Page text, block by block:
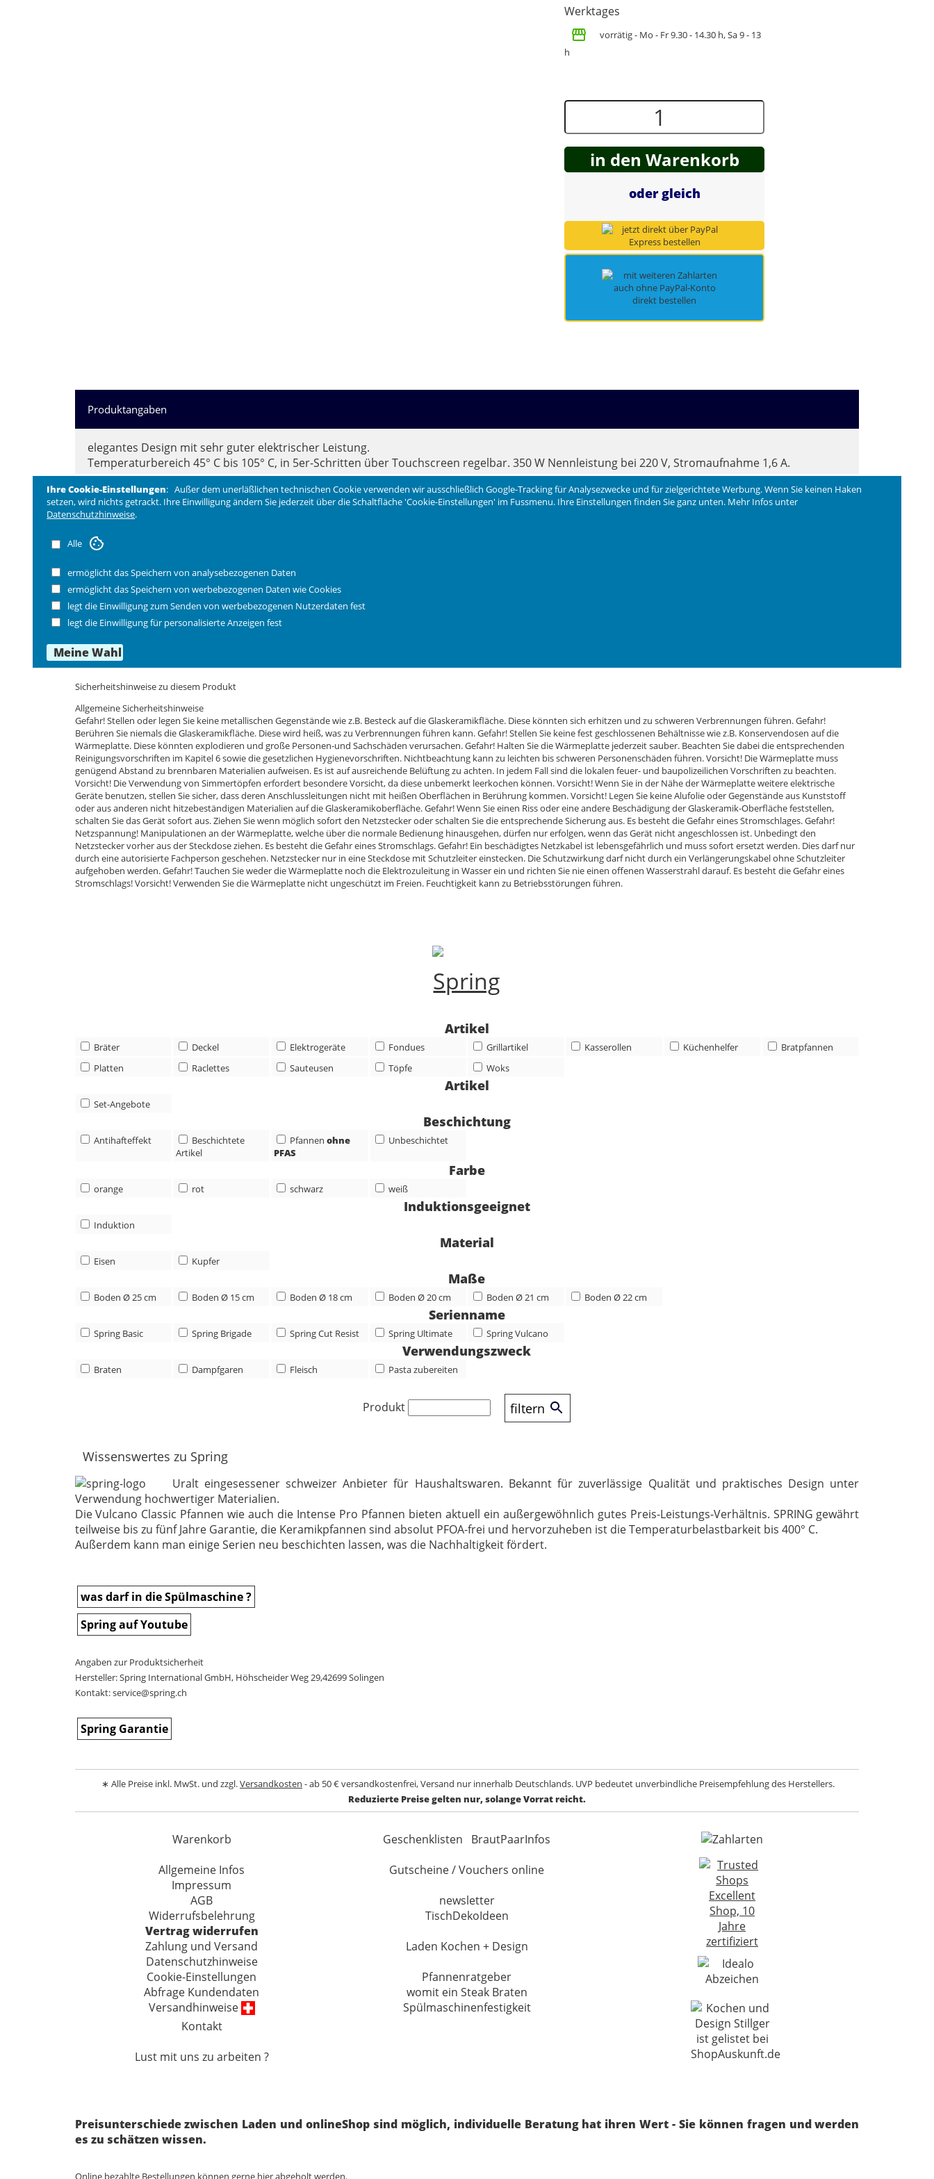
Ihre Cookie-Einstellungen: Außer dem unerläßlichen technischen Cookie verwenden wir ausschließlich Google-Tracking für Analysezwecke und für zielgerichtete Werbung. Wenn Sie keinen Haken
setzen, wird nichts getrackt. Ihre Einwilligung ändern Sie jederzeit über die Schaltfläche 'Cookie-Einstellungen' im Fussmenu. Ihre Einstellungen finden Sie ganz unten. Mehr Infos unter
Datenschutzhinweise.
Alle
ermöglicht das Speichern von analysebezogenen Daten
ermöglicht das Speichern von werbebezogenen Daten wie Cookies
legt die Einwilligung zum Senden von werbebezogenen Nutzerdaten fest
legt die Einwilligung für personalisierte Anzeigen fest
Werktages
vorrätig - Mo - Fr 9.30 - 14.30 h, Sa 9 - 13
h
in den Warenkorb
oder gleich
Produktangaben
elegantes Design mit sehr guter elektrischer Leistung.
Temperaturbereich 45° C bis 105° C, in 5er-Schritten über Touchscreen regelbar. 350 W Nennleistung bei 220 V, Stromaufnahme 1,6 A.
Maße:
53,5 cm lang, 33,5 cm breit, 3,5 cm hoch, Gewicht 4,8 kg.
Pflegehinweis: einfach feucht abwischen.
WEEE-Nr 52524803
FAQ Antworten auf häufige Fragen
Bestellnummer 3814000010
Sicherheitshinweise zu diesem Produkt
Allgemeine Sicherheitshinweise
Gefahr! Stellen oder legen Sie keine metallischen Gegenstände wie z.B. Besteck auf die Glaskeramikfläche. Diese könnten sich erhitzen und zu schweren Verbrennungen führen. Gefahr!
Berühren Sie niemals die Glaskeramikfläche. Diese wird heiß, was zu Verbrennungen führen kann. Gefahr! Stellen Sie keine fest geschlossenen Behältnisse wie z.B. Konservendosen auf die
Wärmeplatte. Diese könnten explodieren und große Personen-und Sachschäden verursachen. Gefahr! Halten Sie die Wärmeplatte jederzeit sauber. Beachten Sie dabei die entsprechenden
Reinigungsvorschriften im Kapitel 6 sowie die gesetzlichen Hygienevorschriften. Nichtbeachtung kann zu leichten bis schweren Personenschäden führen. Vorsicht! Die Wärmeplatte muss
genügend Abstand zu brennbaren Materialien aufweisen. Es ist auf ausreichende Belüftung zu achten. In jedem Fall sind die lokalen feuer- und baupolizeilichen Vorschriften zu beachten.
Vorsicht! Die Verwendung von Simmertöpfen erfordert besondere Vorsicht, da diese unbemerkt leerkochen können. Vorsicht! Wenn Sie in der Nähe der Wärmeplatte weitere elektrische
Geräte benutzen, stellen Sie sicher, dass deren Anschlussleitungen nicht mit heißen Oberflächen in Berührung kommen. Vorsicht! Legen Sie keine Alufolie oder Gegenstände aus Kunststoff
oder aus anderen nicht hitzebeständigen Materialien auf die Glaskeramikoberfläche. Gefahr! Wenn Sie einen Riss oder eine andere Beschädigung der Glaskeramik-Oberfläche feststellen,
schalten Sie das Gerät sofort aus. Ziehen Sie wenn möglich sofort den Netzstecker oder schalten Sie die entsprechende Sicherung aus. Es besteht die Gefahr eines Stromschlages. Gefahr!
Netzspannung! Manipulationen an der Wärmeplatte, welche über die normale Bedienung hinausgehen, dürfen nur erfolgen, wenn das Gerät nicht angeschlossen ist. Unbedingt den
Netzstecker vorher aus der Steckdose ziehen. Es besteht die Gefahr eines Stromschlags. Gefahr! Ein beschädigtes Netzkabel ist lebensgefährlich und muss sofort ersetzt werden. Dies darf nur
durch eine autorisierte Fachperson geschehen. Netzstecker nur in eine Steckdose mit Schutzleiter einstecken. Die Schutzwirkung darf nicht durch ein Verlängerungskabel ohne Schutzleiter
aufgehoben werden. Gefahr! Tauchen Sie weder die Wärmeplatte noch die Elektrozuleitung in Wasser ein und richten Sie nie einen offenen Wasserstrahl darauf. Es besteht die Gefahr eines
Stromschlags! Vorsicht! Verwenden Sie die Wärmeplatte nicht ungeschützt im Freien. Feuchtigkeit kann zu Betriebsstörungen führen.
Artikel
Bräter Deckel Elektrogeräte Fondues Grillartikel Kasserollen Küchenhelfer
Bratpfannen
Platten
Raclettes Sauteusen Töpfe Woks
Artikel
Set-Angebote
Beschichtung
Antihafteffekt
Beschichtete
Artikel
Pfannenohne
PFAS
Unbeschichtet
Farbe
orange rot schwarz weiß
Induktionsgeeignet
Induktion
Material
Eisen Kupfer
Maße
Boden Ø 25 cm Boden Ø 15 cm Boden Ø 18 cm Boden Ø 20 cm Boden Ø 21 cm Boden Ø 22 cm
Serienname
Spring Basic Spring Brigade Spring Cut Resist Spring Ultimate Spring Vulcano
Verwendungszweck
Braten Dampfgaren Fleisch Pasta zubereiten
Produkt filtern
Wissenswertes zu Spring
Uralt eingesessener schweizer Anbieter für Haushaltswaren. Bekannt für zuverlässige Qualität und praktisches Design unter
Verwendung hochwertiger Materialien.
Die Vulcano Classic Pfannen wie auch die Intense Pro Pfannen bieten aktuell ein außergewöhnlich gutes Preis-Leistungs-Verhältnis. SPRING gewährt
teilweise bis zu fünf Jahre Garantie, die Keramikpfannen sind absolut PFOA-frei und hervorzuheben ist die Temperaturbelastbarkeit bis 400° C.
Außerdem kann man einige Serien neu beschichten lassen, was die Nachhaltigkeit fördert.
was darf in die Spülmaschine ?
Spring auf Youtube
Angaben zur Produktsicherheit
Hersteller: Spring International GmbH, Höhscheider Weg 29,42699 Solingen
Kontakt: service@spring.ch
Spring Garantie
∗ Alle Preise inkl. MwSt. und zzgl.Versandkosten - ab 50 € versandkostenfrei, Versand nur innerhalb Deutschlands. UVP bedeutet unverbindliche Preisempfehlung des Herstellers.
Reduzierte Preise gelten nur, solange Vorrat reicht.
Warenkorb
Allgemeine Infos
Impressum
AGB
Widerrufsbelehrung
Vertrag widerrufen
Zahlung und Versand
Datenschutzhinweise
Cookie-Einstellungen
Abfrage Kundendaten
Versandhinweise
Kontakt
Lust mit uns zu arbeiten ?
Geschenklisten
BrautPaarInfos
Gutscheine / Vouchers online
newsletter
TischDekoIdeen
Laden Kochen + Design
Pfannenratgeber
womit ein Steak Braten
Spülmaschinenfestigkeit
Preisunterschiede zwischen Laden und onlineShop sind möglich, individuelle Beratung hat ihren Wert - Sie können fragen und werden
es zu schätzen wissen.
Online bezahlte Bestellungen können gerne hier abgeholt werden.